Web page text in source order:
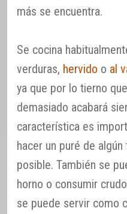
más se encuentra.
Se cocina
verduras, hervido o al
ya que por lo tierno
demasiado acabará
característica es
hacer un puré de
posible. También se
horno o consumir
se puede servir como